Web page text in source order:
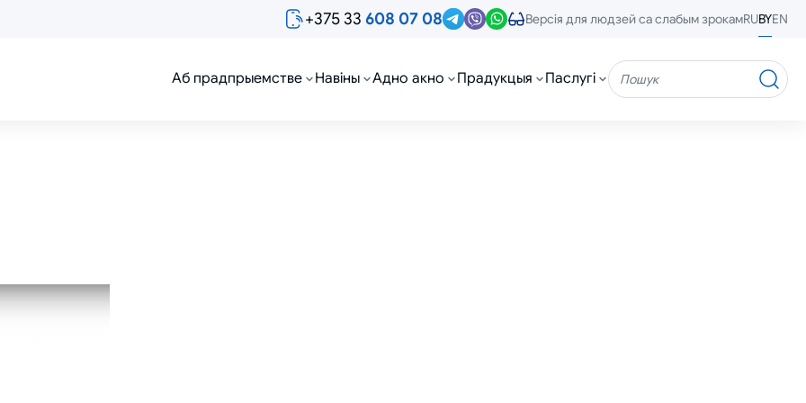
+375 33 608 07 08 Версія для людзей са слабым зрокамRUBYEN
Аб прадпрыемстве Навіны Адно акно Прадукцыя Паслугі Пошук